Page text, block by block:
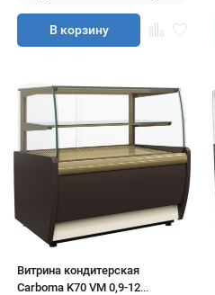
В корзину
Витрина кондитерская
Carboma K70 VM 0,9-12